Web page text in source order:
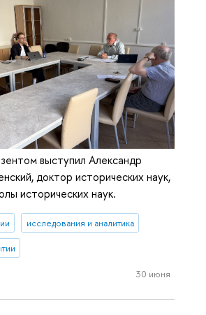
выступил Александр
доктор исторических наук,
исторических наук.
исследования и аналитика
30 июня